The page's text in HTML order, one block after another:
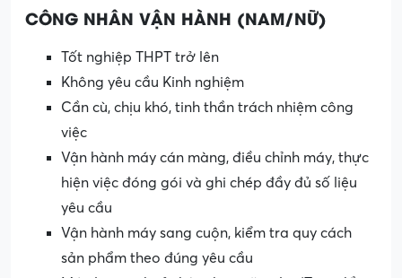
CÔNG NHÂN VẬN HÀNH (NAM/NỮ)
Tốt nghiệp THPT trở lên
Không yêu cầu Kinh nghiệm
Cần cù, chịu khó, tinh thần trách nhiệm công
việc
Vận hành máy cán màng, điều chỉnh máy, thực
hiện việc đóng gói và ghi chép đầy đủ số liệu
yêu cầu
Vận hành máy sang cuộn, kiểm tra quy cách
sản phẩm theo đúng yêu cầu